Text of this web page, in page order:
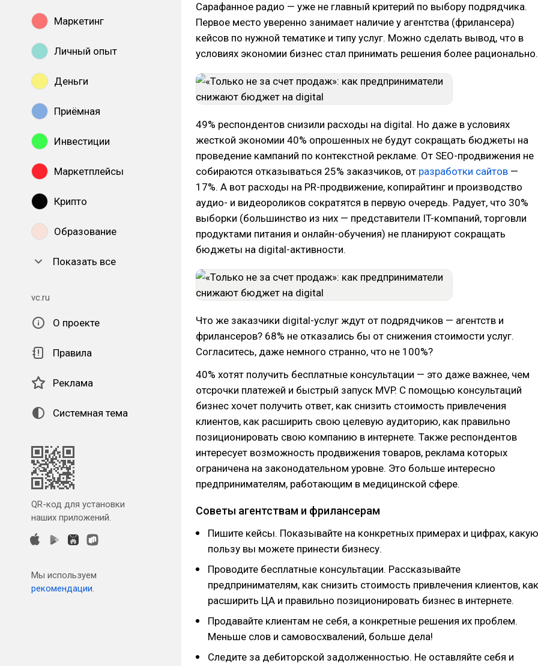
Маркетинг
Личный опыт
Деньги
Приёмная
Инвестиции
Маркетплейсы
Крипто
Образование
Показать все
vc.ru
О проекте
Правила
Реклама
Системная тема
QR-код для установки
наших приложений.
Мы используем
рекомендации.
Сарафанное радио — уже не главный критерий по выбору подрядчика.
Первое место уверенно занимает наличие у агентства (фрилансера)
кейсов по нужной тематике и типу услуг. Можно сделать вывод, что в
условиях экономии бизнес стал принимать решения более рационально.
49% респондентов снизили расходы на digital. Но даже в условиях
жесткой экономии 40% опрошенных не будут сокращать бюджеты на
проведение кампаний по контекстной рекламе. От SEO-продвижения не
собираются отказываться 25% заказчиков, от разработки сайтов —
17%. А вот расходы на PR-продвижение, копирайтинг и производство
аудио- и видеороликов сократятся в первую очередь. Радует, что 30%
выборки (большинство из них — представители IT-компаний, торговли
продуктами питания и онлайн-обучения) не планируют сокращать
бюджеты на digital-активности.
Что же заказчики digital-услуг ждут от подрядчиков — агентств и
фрилансеров? 68% не отказались бы от снижения стоимости услуг.
Согласитесь, даже немного странно, что не 100%?
40% хотят получить бесплатные консультации — это даже важнее, чем
отсрочки платежей и быстрый запуск MVP. С помощью консультаций
бизнес хочет получить ответ, как снизить стоимость привлечения
клиентов, как расширить свою целевую аудиторию, как правильно
позиционировать свою компанию в интернете. Также респондентов
интересует возможность продвижения товаров, реклама которых
ограничена на законодательном уровне. Это больше интересно
предпринимателям, работающим в медицинской сфере.
Советы агентствам и фрилансерам
Пишите кейсы. Показывайте на конкретных примерах и цифрах, какую
пользу вы можете принести бизнесу.
Проводите бесплатные консультации. Рассказывайте
предпринимателям, как снизить стоимость привлечения клиентов, как
расширить ЦА и правильно позиционировать бизнес в интернете.
Продавайте клиентам не себя, а конкретные решения их проблем.
Меньше слов и самовосхвалений, больше дела!
Следите за дебиторской задолженностью. Не оставляйте себя и